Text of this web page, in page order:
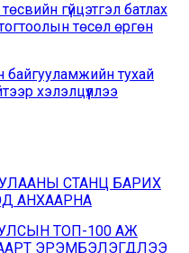
гүйцэтгэл батлах
төсөл өргөн
байгууламжийн тухай
хэлэлцүүллээ
СТАНЦ БАРИХ
АНХААРНА
ТОП-100 АЖ
ЭРЭМБЭЛЭГДЛЭЭ